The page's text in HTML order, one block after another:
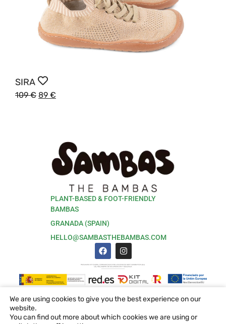
SIRA
109€ 89 €
PLANT-BASED & FOOT-FRIENDLY
BAMBAS
GRANADA (SPAIN)
HELLO@SAMBASTHEBAMBAS.COM
Accesibilidad|Política de Privacidad|Aviso Legal
Política de Cookies|Condiciones de Compra
We are using cookies to give you the best experience on our
website.
You can find out more about which cookies we are using or